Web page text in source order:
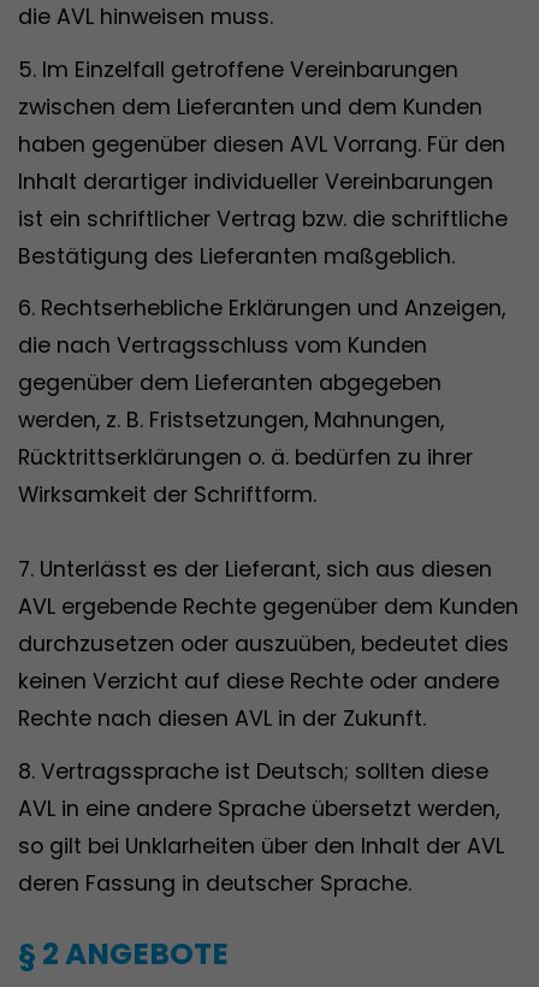
die AVL hinweisen muss.
5. Im Einzelfall getroffene Vereinbarungen
zwischen dem Lieferanten und dem Kunden
haben gegenüber diesen AVL Vorrang. Für den
Inhalt derartiger individueller Vereinbarungen
ist ein schriftlicher Vertrag bzw. die schriftliche
Bestätigung des Lieferanten maßgeblich.
6. Rechtserhebliche Erklärungen und Anzeigen,
die nach Vertragsschluss vom Kunden
gegenüber dem Lieferanten abgegeben
werden, z. B. Fristsetzungen, Mahnungen,
Rücktrittserklärungen o. ä. bedürfen zu ihrer
Wirksamkeit der Schriftform.
7. Unterlässt es der Lieferant, sich aus diesen
AVL ergebende Rechte gegenüber dem Kunden
durchzusetzen oder auszuüben, bedeutet dies
keinen Verzicht auf diese Rechte oder andere
Rechte nach diesen AVL in der Zukunft.
8. Vertragssprache ist Deutsch; sollten diese
AVL in eine andere Sprache übersetzt werden,
so gilt bei Unklarheiten über den Inhalt der AVL
deren Fassung in deutscher Sprache.
§ 2 ANGEBOTE